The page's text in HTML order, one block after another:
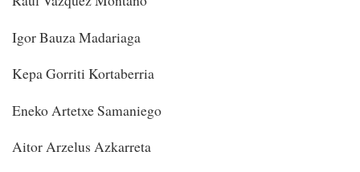
Igor Bauza Madariaga
Kepa Gorriti Kortaberria
Eneko Artetxe Samaniego
Aitor Arzelus Azkarreta